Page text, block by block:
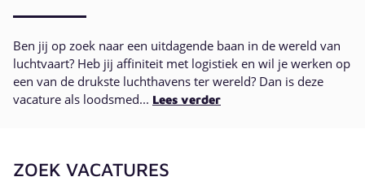
Ben jij op zoek naar een uitdagende baan in de wereld van
luchtvaart? Heb jij affiniteit met logistiek en wil je werken op
een van de drukste luchthavens ter wereld? Dan is deze
vacature als loodsmed... Lees verder
ZOEK VACATURES